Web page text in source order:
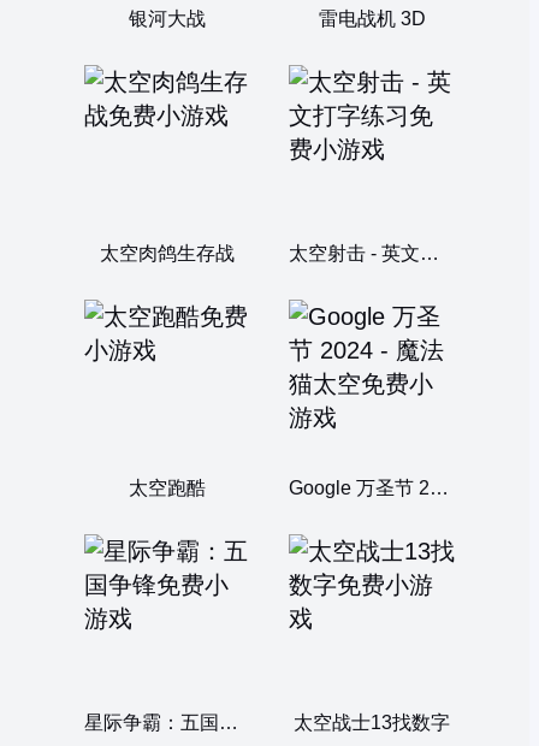
银河大战 雷电战机 3D
太空肉鸽生存战 太空射击 - 英文打字练习
太空跑酷 Google 万圣节 2024 - 魔法猫太空
星际争霸：五国争锋 太空战士13找数字